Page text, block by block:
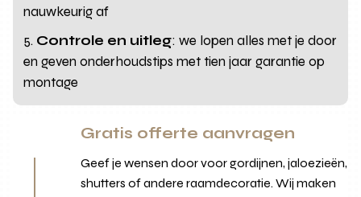
nauwkeurig af
Controle en uitleg: we lopen alles met je door
en geven onderhoudstips met tien jaar garantie op
montage
Gratis offerte aanvragen
Geef je wensen door voor gordijnen, jaloezieën,
shutters of andere raamdecoratie. Wij maken